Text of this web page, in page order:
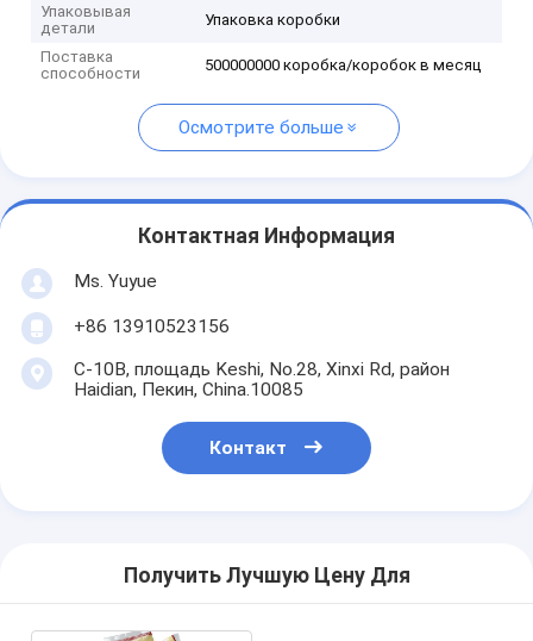
Упаковывая
детали
Упаковка коробки
Поставка
способности
500000000 коробка/коробок в месяц
Осмотрите больше
Контактная Информация
Ms. Yuyue
+86 13910523156
C-10B, площадь Keshi, No.28, Xinxi Rd, район
Haidian, Пекин, China.10085
Контакт
Получить Лучшую Цену Для